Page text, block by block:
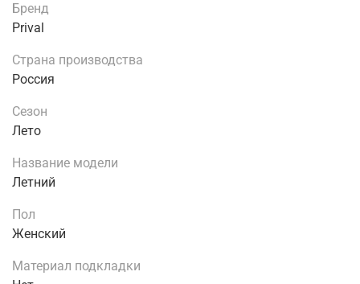
Бренд
Prival
Страна производства
Россия
Сезон
Лето
Название модели
Летний
Пол
Женский
Материал подкладки